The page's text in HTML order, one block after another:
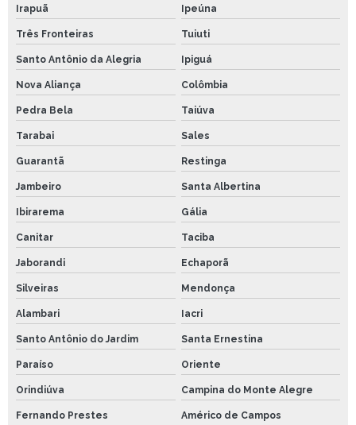
Irapuã Ipeúna
Três Fronteiras Tuiuti
Santo Antônio da Alegria Ipiguá
Nova Aliança Colômbia
Pedra Bela Taiúva
Tarabai Sales
Guarantã Restinga
Jambeiro Santa Albertina
Ibirarema Gália
Canitar Taciba
Jaborandi Echaporã
Silveiras Mendonça
Alambari Iacri
Santo Antônio do Jardim Santa Ernestina
Paraíso Oriente
Orindiúva Campina do Monte Alegre
Fernando Prestes Américo de Campos